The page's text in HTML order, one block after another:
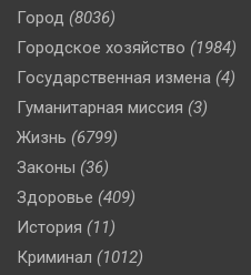
Город (8036)
Городское хозяйство (1984)
Государственная измена (4)
Гуманитарная миссия (3)
Жизнь (6799)
Законы (36)
Здоровье (409)
История (11)
Криминал (1012)